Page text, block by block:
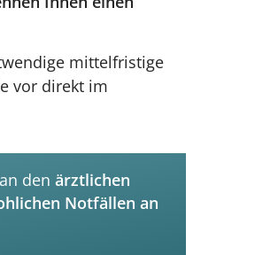
mittelfristige
vor direkt im
den ärztlichen
Notfällen an